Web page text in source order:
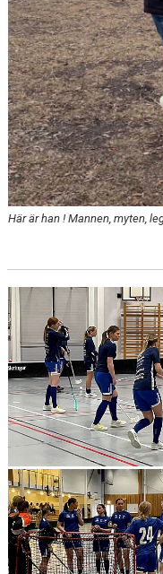
Här är han ! Mannen, myten,